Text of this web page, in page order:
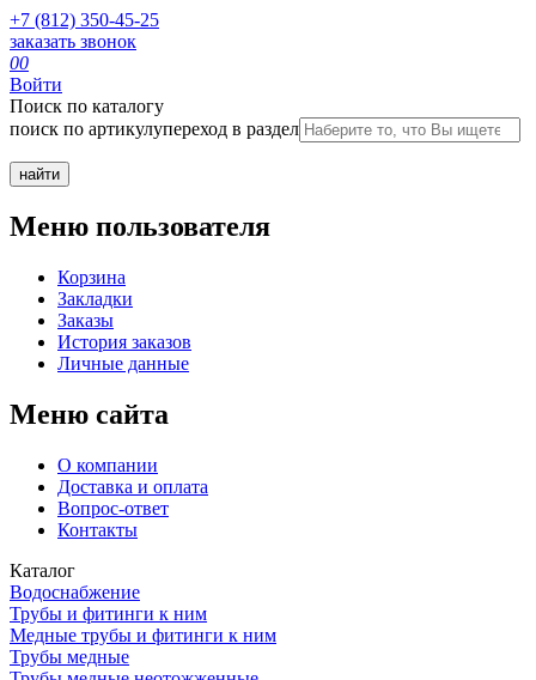
+7 (812) 350-45-25
заказать звонок
00
Войти
Поиск по каталогу
поиск по артикулупереход в раздел
Меню пользователя
Корзина
Закладки
Заказы
История заказов
Личные данные
Меню сайта
О компании
Доставка и оплата
Вопрос-ответ
Контакты
Каталог
Водоснабжение
Трубы и фитинги к ним
Медные трубы и фитинги к ним
Трубы медные